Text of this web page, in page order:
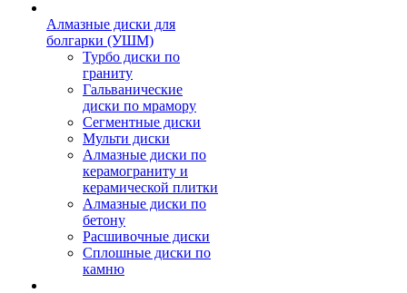
Алмазные диски для
болгарки (УШМ)
Турбо диски по
граниту
Гальванические
диски по мрамору
Сегментные диски
Мульти диски
Алмазные диски по
керамограниту и
керамической плитки
Алмазные диски по
бетону
Расшивочные диски
Сплошные диски по
камню